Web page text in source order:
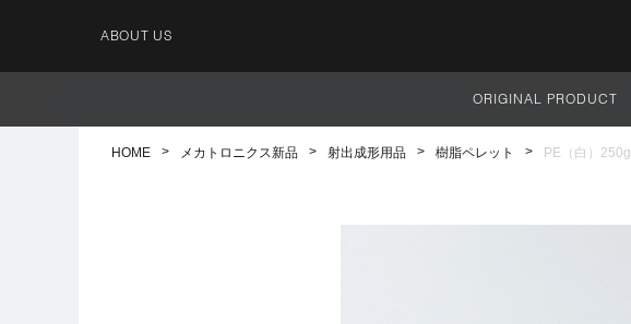
ABOUT US
サイト全体
ORIGINAL PRODUCT
HOME メカトロニクス新品 射出成形用品 樹脂ペレット PE（白）250g